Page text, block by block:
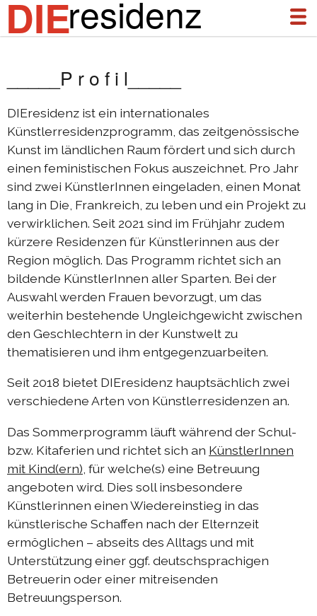
DIEresidenz
aktuelles
archiv
DIEresidenz Berlin Januar 2026
DIEresidenz Berlin November 2025
Austausch Die-Berlin 2025
DIEresidenz Berlin September 2025
DIEresidenz Berlin Februar/Juni 2025
DIEresidenz Berlin Mai 2025
DIEresidenz Berlin März 2025
Sommerprogramm 2024
Austausch Berlin-Die 2024
Austausch Die-Berlin 2024
DIEresidenz EXTRA-Lecture-performance 2024
Austausch Berlin-Die 2023
Austausch Die-Berlin 2023
Sommerprogramm 2023
DIEresidenz EXTRA-Performance 2023
DIEresidenz EXTRA-Theater 2023
DIEresidenz hors les murs
_____P r o f i l_____
DIEresidenz ist ein internationales
Künstlerresidenzprogramm, das zeitgenössische
Kunst im ländlichen Raum fördert und sich durch
einen feministischen Fokus auszeichnet. Pro Jahr
sind zwei KünstlerInnen eingeladen, einen Monat
lang in Die, Frankreich, zu leben und ein Projekt zu
verwirklichen. Seit 2021 sind im Frühjahr zudem
kürzere Residenzen für Künstlerinnen aus der
Region möglich. Das Programm richtet sich an
bildende KünstlerInnen aller Sparten. Bei der
Auswahl werden Frauen bevorzugt, um das
weiterhin bestehende Ungleichgewicht zwischen
den Geschlechtern in der Kunstwelt zu
thematisieren und ihm entgegenzuarbeiten.
Seit 2018 bietet DIEresidenz hauptsächlich zwei
verschiedene Arten von Künstlerresidenzen an.
Das Sommerprogramm läuft während der Schul-
bzw. Kitaferien und richtet sich an KünstlerInnen
mit Kind(ern) , für welche(s) eine Betreuung
angeboten wird. Dies soll insbesondere
Künstlerinnen einen Wiedereinstieg in das
künstlerische Schaffen nach der Elternzeit
ermöglichen – abseits des Alltags und mit
Unterstützung einer ggf. deutschsprachigen
Betreuerin oder einer mitreisenden
Betreuungsperson.